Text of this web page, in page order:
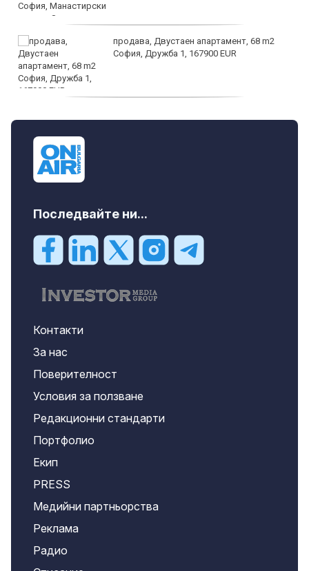
продава, Двустаен апартамент, 68 m2
София, Дружба 1, 167900 EUR
Последвайте ни...
Контакти
За нас
Поверителност
Условия за ползване
Редакционни стандарти
Портфолио
Екип
PRESS
Медийни партньорства
Реклама
Радио